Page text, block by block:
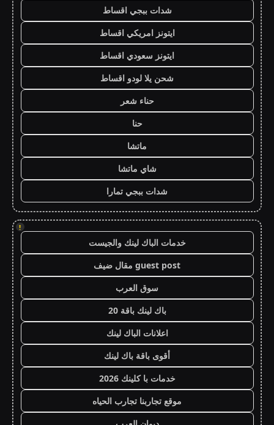
شدات ببجي اقساط
ايتونز امريكي اقساط
ايتونز سعودي اقساط
شحن يلا لودو اقساط
حناء شعر
حنا
ماتشا
شاي ماتشا
شدات ببجي تمارا
!
خدمات الباك لينك والجيست
guest post مقال ضيف
سوق العرب
باك لينك باقة 20
اعلانات الباك لينك
أقوى باقة باك لينك
خدمات با كلينك 2026
موقع تجاربنا تجارب الحياه